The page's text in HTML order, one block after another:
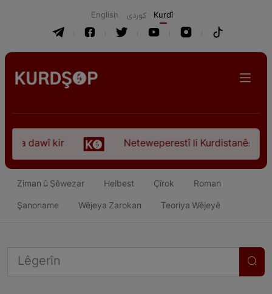
English كوردی Kurdî
dawî kir Neteweperestî li Kurdistanê:
Ziman û Şêwezar Helbest Çîrok Roman
Şanoname Wêjeya Zarokan Teoriya Wêjeyê